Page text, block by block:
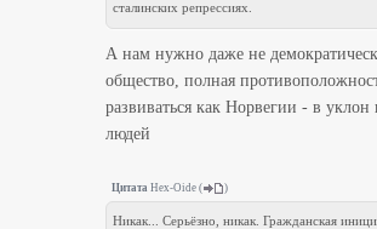
сталинских репрессиях.
А нам нужно даже не
общество, полная
развиваться как Норвегии - в
людей
Цитата Hex-Oide ( )
Никак... Серьёзно, никак. Гражданская